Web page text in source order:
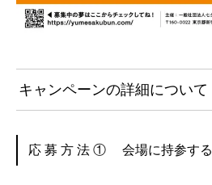
キャンペーンの詳細について
応 募 方 法 ① 会場に持参する